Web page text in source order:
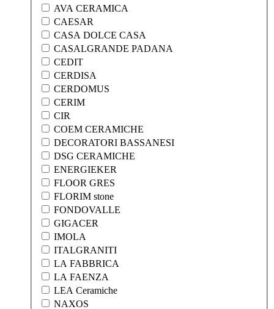
AVA CERAMICA
CAESAR
CASA DOLCE CASA
CASALGRANDE PADANA
CEDIT
CERDISA
CERDOMUS
CERIM
CIR
COEM CERAMICHE
DECORATORI BASSANESI
DSG CERAMICHE
ENERGIEKER
FLOOR GRES
FLORIM stone
FONDOVALLE
GIGACER
IMOLA
ITALGRANITI
LA FABBRICA
LA FAENZA
LEA Ceramiche
NAXOS